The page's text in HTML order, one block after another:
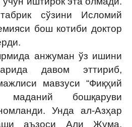
сўзини Исломий
бош котиби доктор
анжуман ўз ишини
давом эттириб,
мавзуси “Фиқҳий
маданий бошқаруви
Унда ал-Азҳар
аъзоси Али Жума,